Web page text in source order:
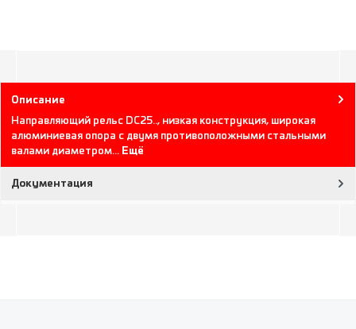
Описание
Направляющий рельс DC25.., низкая конструкция, широкая
алюминиевая опора с двумя противоположными стальными
валами диаметром… Ещё
Документация